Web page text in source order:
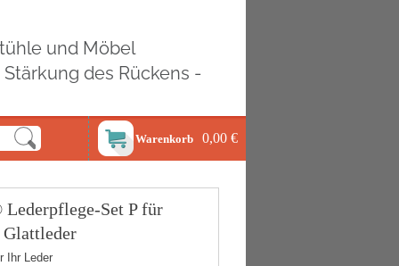
und Möbel
des Rückens -
Warenkorb 0,00 €
Set P für
Ihr Leder